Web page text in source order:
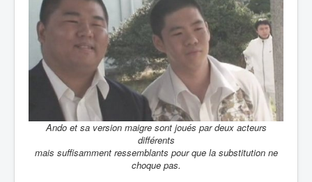
Ando et sa version maigre sont joués par deux acteurs
différents
mais suffisamment ressemblants pour que la substitution ne
choque pas.